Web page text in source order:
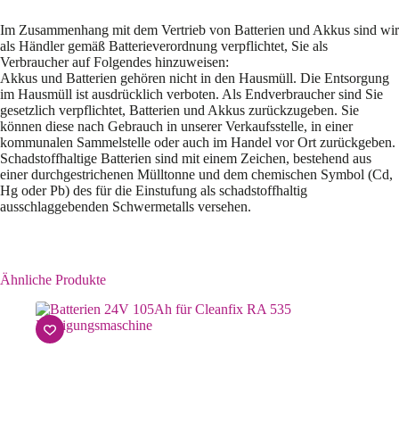
Im Zusammenhang mit dem Vertrieb von Batterien und Akkus sind wir
als Händler gemäß Batterieverordnung verpflichtet, Sie als
Verbraucher auf Folgendes hinzuweisen:
Akkus und Batterien gehören nicht in den Hausmüll. Die Entsorgung
im Hausmüll ist ausdrücklich verboten. Als Endverbraucher sind Sie
gesetzlich verpflichtet, Batterien und Akkus zurückzugeben. Sie
können diese nach Gebrauch in unserer Verkaufsstelle, in einer
kommunalen Sammelstelle oder auch im Handel vor Ort zurückgeben.
Schadstoffhaltige Batterien sind mit einem Zeichen, bestehend aus
einer durchgestrichenen Mülltonne und dem chemischen Symbol (Cd,
Hg oder Pb) des für die Einstufung als schadstoffhaltig
ausschlaggebenden Schwermetalls versehen.
Ähnliche Produkte